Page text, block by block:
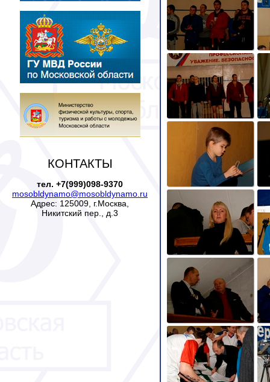
КОНТАКТЫ
тел. +7(999)098-9370
mosobldynamo@mosobldynamo.ru
Адрес: 125009, г.Москва,
Никитский пер., д.3